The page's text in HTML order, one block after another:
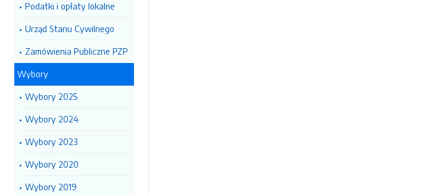
Podatki i opłaty lokalne
Urząd Stanu Cywilnego
Zamówienia Publiczne PZP
Wybory
Wybory 2025
Wybory 2024
Wybory 2023
Wybory 2020
Wybory 2019